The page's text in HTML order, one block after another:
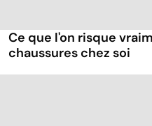
Ce que l'on risque
chaussures chez soi